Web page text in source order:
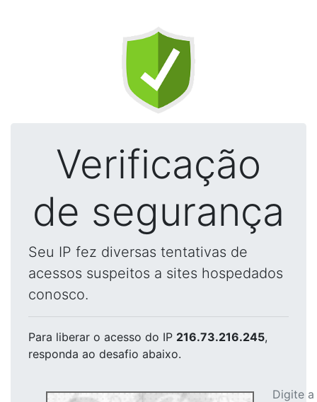
Verificação
de segurança
Seu IP fez diversas tentativas de
acessos suspeitos a sites hospedados
conosco.
Para liberar o acesso do IP 216.73.216.245,
responda ao desafio abaixo.
Digite